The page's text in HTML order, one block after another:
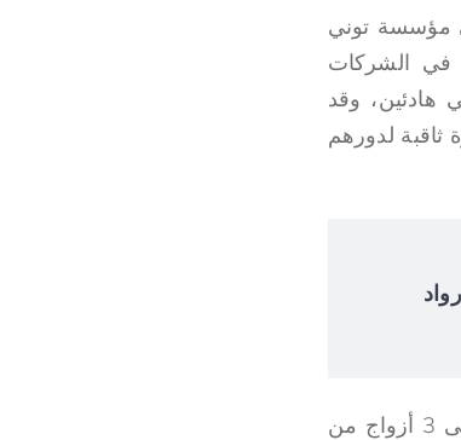
مؤسسة توني
في الشركات
هادئين، وقد
لدورهم
رواد
بدأ يومي الأول باختبار كوفيد، وبعد أن أجريت اختباري، ذهبت إلى سوق بالوغون للحصول على 3 أزواج من